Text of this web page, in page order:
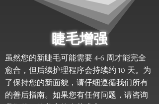
睫毛增强
虽然您的新睫毛可能需要 4-6 周才能完全
愈合，但后续护理程序会持续约 10 天。为
了保持您的新面貌，请仔细遵循我们所有
的善后指南。如果您有任何问题，请咨询